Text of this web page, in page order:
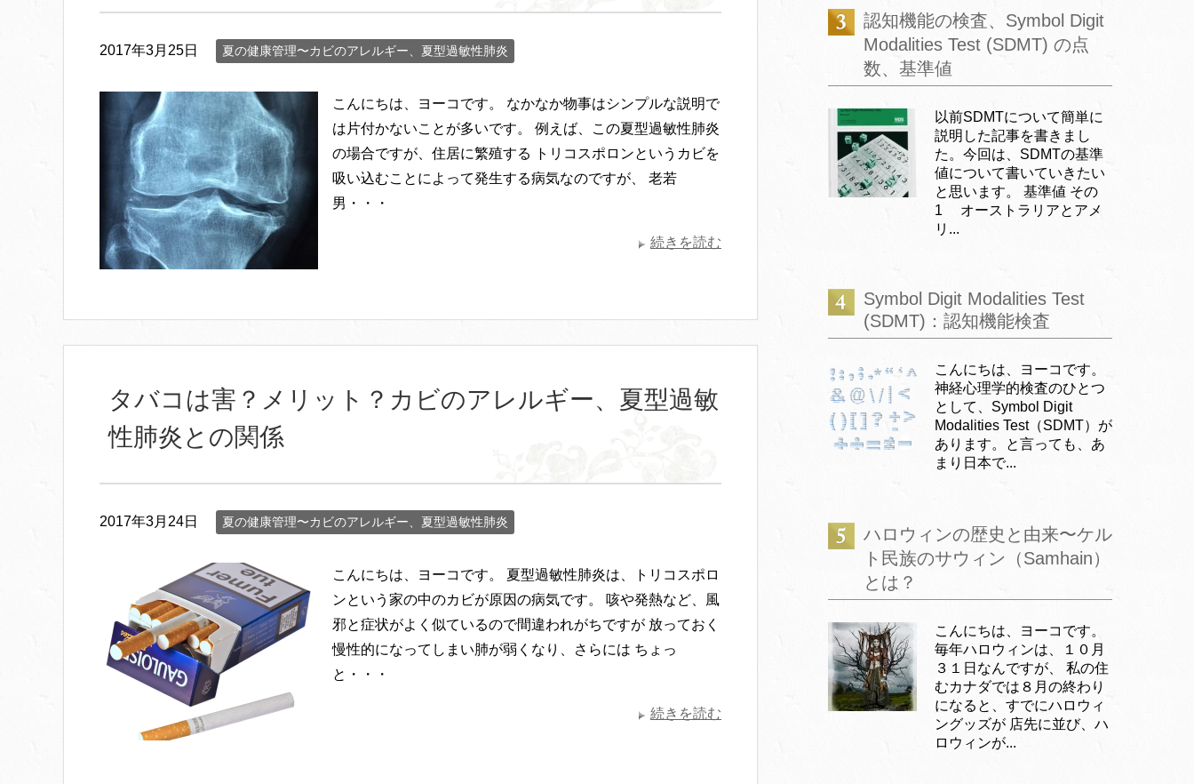
2017年3月25日 夏の健康管理〜カビのアレルギー、夏型過敏性肺炎
こんにちは、ヨーコです。 なかなか物事はシンプルな説明で
は片付かないことが多いです。 例えば、この夏型過敏性肺炎
の場合ですが、住居に繁殖する トリコスポロンというカビを
吸い込むことによって発生する病気なのですが、 老若
男・・・
続きを読む
タバコは害？メリット？カビのアレルギー、夏型過敏
性肺炎との関係
2017年3月24日 夏の健康管理〜カビのアレルギー、夏型過敏性肺炎
こんにちは、ヨーコです。 夏型過敏性肺炎は、トリコスポロ
ンという家の中のカビが原因の病気です。 咳や発熱など、風
邪と症状がよく似ているので間違われがちですが 放っておく
慢性的になってしまい肺が弱くなり、さらには ちょっ
と・・・
続きを読む
認知機能の検査、Symbol Digit
Modalities Test (SDMT) の点
数、基準値
以前SDMTについて簡単に
説明した記事を書きまし
た。今回は、SDMTの基準
値について書いていきたい
と思います。 基準値 その
1 オーストラリアとアメ
リ...
Symbol Digit Modalities Test
(SDMT)：認知機能検査
こんにちは、ヨーコです。
神経心理学的検査のひとつ
として、Symbol Digit
Modalities Test（SDMT）が
あります。と言っても、あ
まり日本で...
ハロウィンの歴史と由来〜ケル
ト民族のサウィン（Samhain）
とは？
こんにちは、ヨーコです。
毎年ハロウィンは、１０月
３１日なんですが、 私の住
むカナダでは８月の終わり
になると、すでにハロウィ
ングッズが 店先に並び、ハ
ロウィンが...